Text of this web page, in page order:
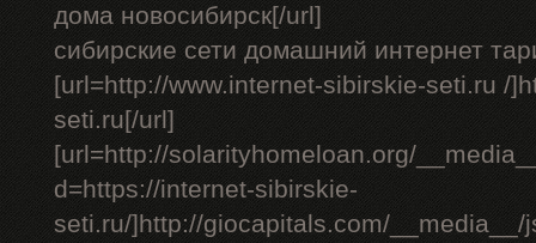
дома новосибирск[/url]
сибирские сети домашний интернет
[url=http://www.internet-sibirskie-seti.ru /
seti.ru[/url]
[url=http://solarityhomeloan.org/
d=https://internet-sibirskie-
seti.ru/]http://giocapitals.com/